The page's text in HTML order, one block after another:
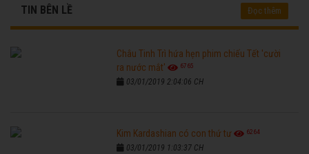
TIN BÊN LỀ Đọc thêm
Châu Tinh Trì hứa hẹn phim chiếu Tết 'cười
ra nước mắt'
6765
03/01/2019 2:04:06 CH
Kim Kardashian có con thứ tư 6264
03/01/2019 1:03:37 CH